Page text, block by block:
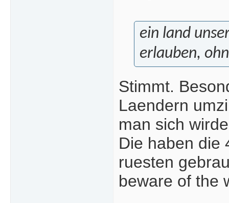
ein land
erlauben,
Stimmt.
Laendern
man sich
Die haben die
ruesten
beware of the